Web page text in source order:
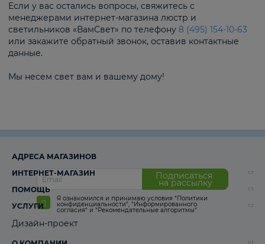
Если у вас остались вопросы, свяжитесь с
менеджерами интернет-магазина люстр и
светильников «ВамСвет» по телефону 8 (495) 154-10-63
или закажите обратный звонок, оставив контактные
данные.
Мы несем свет вам и вашему дому!
Подписаться
на рассылку
Я ознакомился и принимаю условия “Политики
конфиденциальности”, “Информированного
согласия“ и “Рекомендательные алгоритмы“
АДРЕСА МАГАЗИНОВ
ИНТЕРНЕТ-МАГАЗИН
ПОМОЩЬ
УСЛУГИ
Дизайн-проект